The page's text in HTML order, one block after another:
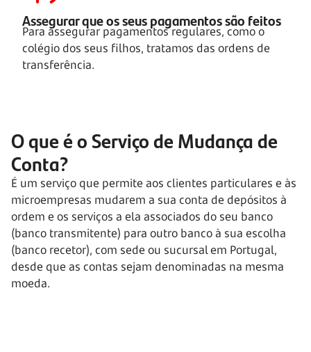
Assegurar que os seuspagamentos são feitos
Para assegurar pagamentos regulares, como o
colégio dos seus filhos, tratamos das ordens de
transferência.
O que é o Serviço de Mudança de
Conta?
É um serviço que permite aos clientes particulares e às
microempresas mudarem a sua conta de depósitos à
ordem e os serviços a ela associados do seu banco
(banco transmitente) para outro banco à sua escolha
(banco recetor), com sede ou sucursal em Portugal,
desde que as contas sejam denominadas na mesma
moeda.